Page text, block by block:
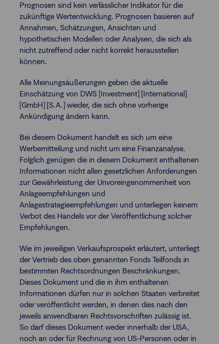
Prognosen sind kein verlässlicher Indikator für die
zukünftige Wertentwicklung. Prognosen basieren auf
Annahmen, Schätzungen, Ansichten und
hypothetischen Modellen oder Analysen, die sich als
nicht zutreffend oder nicht korrekt herausstellen
können.
Alle Meinungsäußerungen geben die aktuelle
Einschätzung von DWS [Investment] [International]
[GmbH] [S.A.] wieder, die sich ohne vorherige
Ankündigung ändern kann.
Bei diesem Dokument handelt es sich um eine
Werbemitteilung und nicht um eine Finanzanalyse.
Folglich genügen die in diesem Dokument enthaltenen
Informationen nicht allen gesetzlichen Anforderungen
zur Gewährleistung der Unvoreingenommenheit von
Anlageempfehlungen und
Anlagestrategieempfehlungen und unterliegen keinem
Verbot des Handels vor der Veröffentlichung solcher
Empfehlungen.
Wie im jeweiligen Verkaufsprospekt erläutert, unterliegt
der Vertrieb des oben genannten Fonds Teilfonds in
bestimmten Rechtsordnungen Beschränkungen.
Dieses Dokument und die in ihm enthaltenen
Informationen dürfen nur in solchen Staaten verbreitet
oder veröffentlicht werden, in denen dies nach den
jeweils anwendbaren Rechtsvorschriften zulässig ist.
So darf dieses Dokument weder innerhalb der USA,
noch an oder für Rechnung von US-Personen oder in